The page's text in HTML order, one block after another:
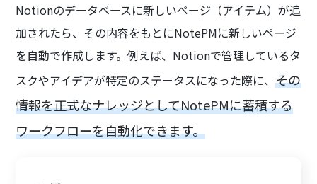
Notionのデータベースに新しいページ（アイテム）が追
加されたら、その内容をもとにNotePMに新しいページ
を自動で作成します。例えば、Notionで管理しているタ
スクやアイデアが特定のステータスになった際に、その
情報を正式なナレッジとしてNotePMに蓄積する
ワークフローを自動化できます。